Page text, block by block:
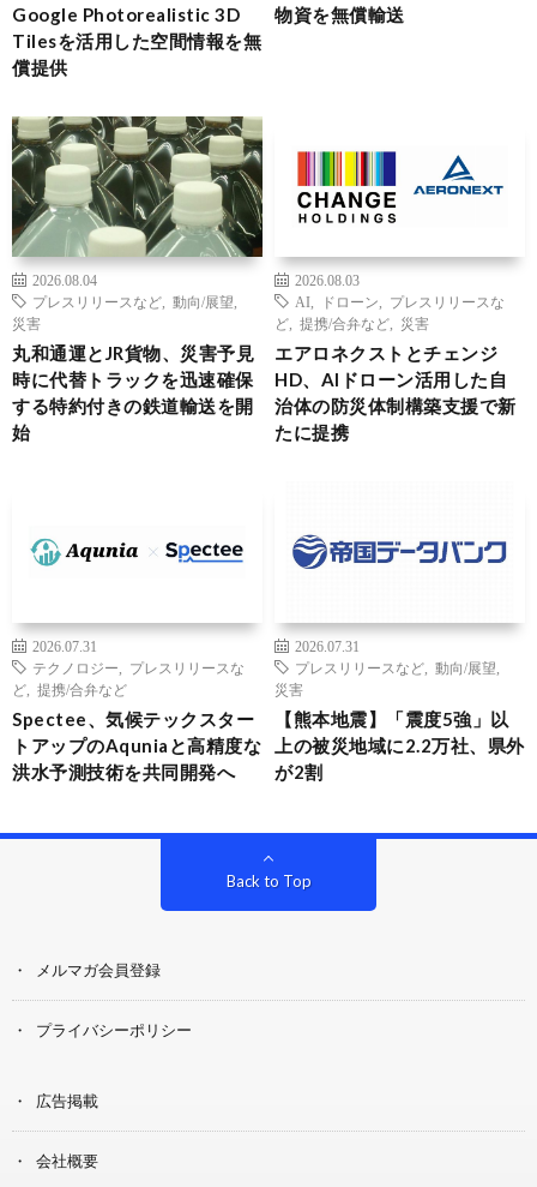
Google Photorealistic 3D
Tilesを活用した空間情報を無
償提供
物資を無償輸送
2026.08.04
プレスリリースなど
動向/展望
災害
丸和通運とJR貨物、災害予見
時に代替トラックを迅速確保
する特約付きの鉄道輸送を開
始
2026.08.03
AI
ドローン
プレスリリースな
ど
提携/合弁など 災害
エアロネクストとチェンジ
HD、AIドローン活用した自
治体の防災体制構築支援で新
たに提携
2026.07.31
テクノロジー
プレスリリースな
ど
提携/合弁など
Spectee、気候テックスター
トアップのAquniaと高精度な
洪水予測技術を共同開発へ
2026.07.31
プレスリリースなど
動向/展望
災害
【熊本地震】「震度5強」以
上の被災地域に2.2万社、県外
が2割
Back to Top
メルマガ会員登録
プライバシーポリシー
広告掲載
会社概要